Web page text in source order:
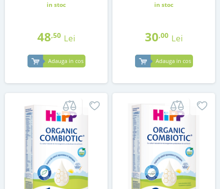
in stoc
48,50 Lei
Adauga in cos
in stoc
30,00 Lei
Adauga in cos